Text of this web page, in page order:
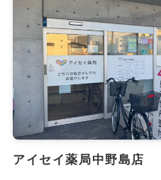
アイセイ薬局中野島店